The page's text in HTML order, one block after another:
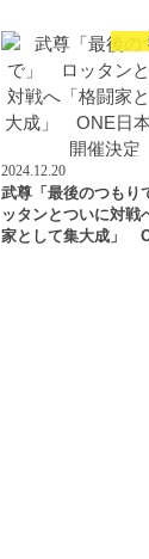
2024.12.20
武尊「最後のつも
ッタンとついに対戦
家として集大成」